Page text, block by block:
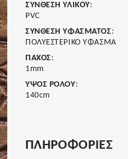
ΣΥΝΘΕΣΗ ΥΛΙΚΟΥ:
PVC
ΣΥΝΘΕΣΗ ΥΦΑΣΜΑΤΟΣ:
ΠΟΛΥΕΣΤΕΡΙΚΟ ΥΦΑΣΜΑ
ΠΑΧΟΣ:
1mm
ΥΨΟΣ ΡΟΛΟΥ:
140cm
ΠΛΗΡΟΦΟΡΙΕΣ